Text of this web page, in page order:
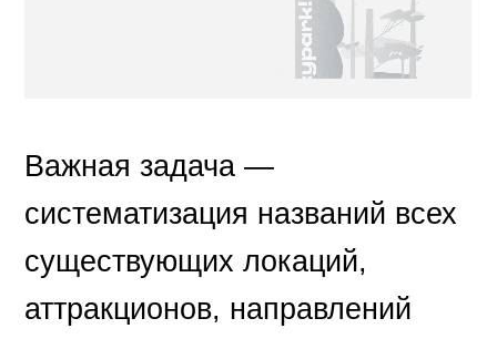
Важная задача —
систематизация названий всех
существующих локаций,
аттракционов, направлений